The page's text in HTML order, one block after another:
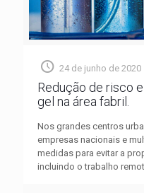
24 de junho de 2020
Redução de risco
gel na área fabril.
Nos grandes centros
empresas nacionais e
medidas para evitar a
incluindo o trabalho